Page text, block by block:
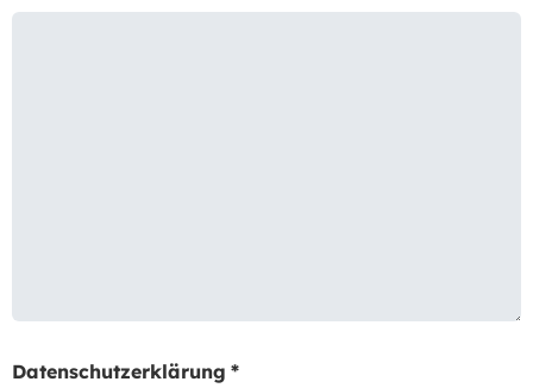
Datenschutzerklärung *